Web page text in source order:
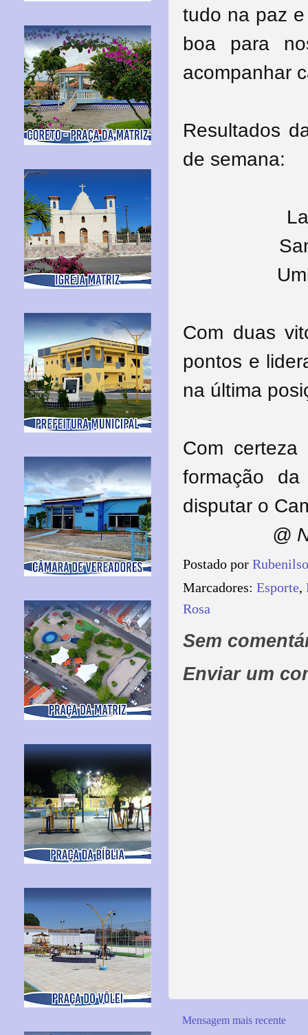
tudo na paz
boa para
acompanhar
Resultados
de semana:
Com duas
pontos e
na última
Com
formação
disputar o
@
Postado por
Marcadores: Esporte,
Rosa
Sem
Enviar um
Mensagem mais recente